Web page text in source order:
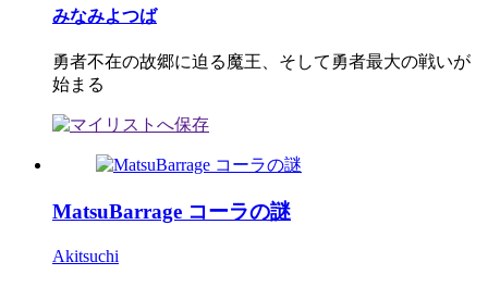
みなみよつば
勇者不在の故郷に迫る魔王、そして勇者最大の戦いが
始まる
MatsuBarrage コーラの謎
Akitsuchi